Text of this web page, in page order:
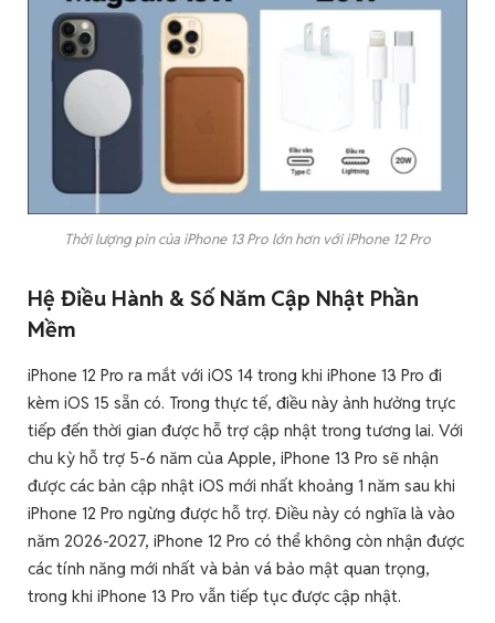
Thời lượng pin của iPhone 13 Pro lớn hơn với iPhone 12 Pro
Hệ Điều Hành & Số Năm Cập Nhật Phần
Mềm
iPhone 12 Pro ra mắt với iOS 14 trong khi iPhone 13 Pro đi
kèm iOS 15 sẵn có. Trong thực tế, điều này ảnh hưởng trực
tiếp đến thời gian được hỗ trợ cập nhật trong tương lai. Với
chu kỳ hỗ trợ 5-6 năm của Apple, iPhone 13 Pro sẽ nhận
được các bản cập nhật iOS mới nhất khoảng 1 năm sau khi
iPhone 12 Pro ngừng được hỗ trợ. Điều này có nghĩa là vào
năm 2026-2027, iPhone 12 Pro có thể không còn nhận được
các tính năng mới nhất và bản vá bảo mật quan trọng,
trong khi iPhone 13 Pro vẫn tiếp tục được cập nhật.